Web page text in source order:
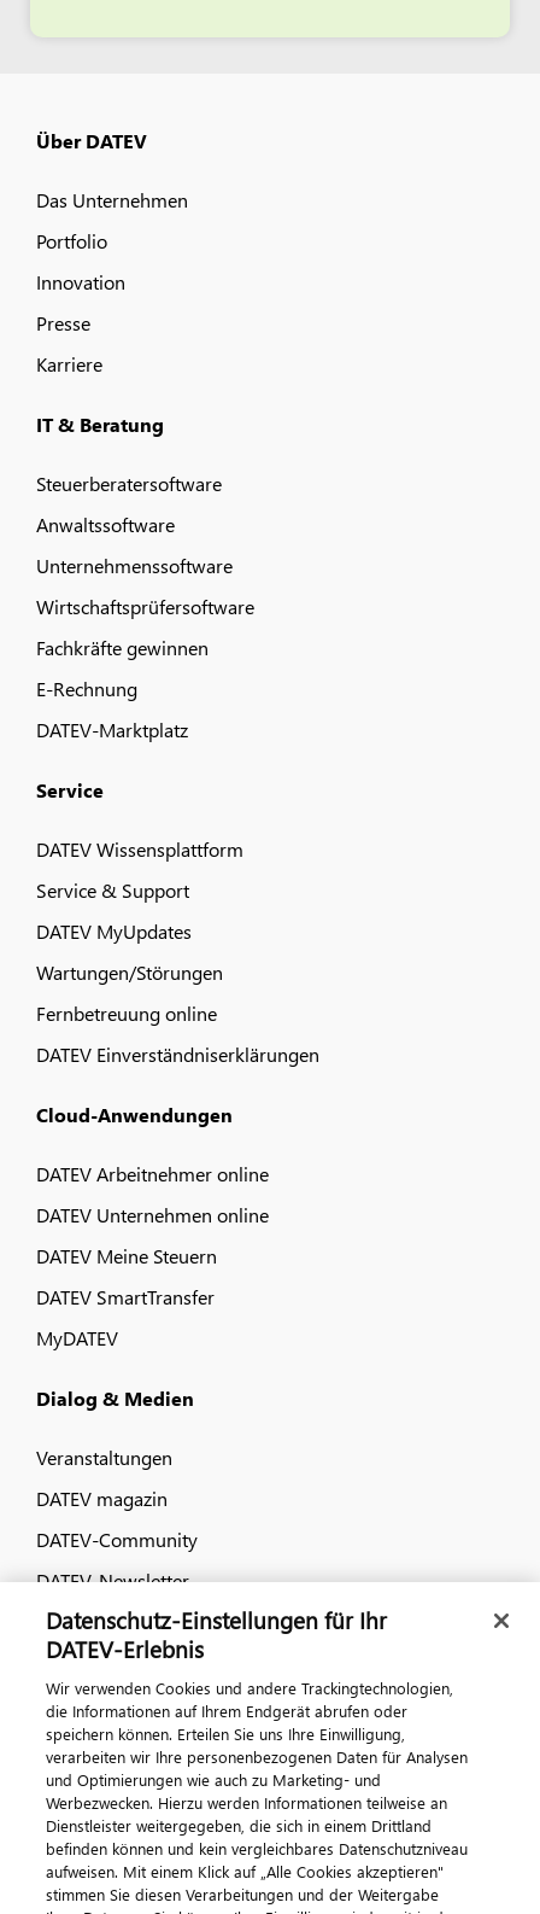
Über DATEV
Das Unternehmen
Portfolio
Innovation
Presse
Karriere
IT & Beratung
Steuerberatersoftware
Anwaltssoftware
Unternehmenssoftware
Wirtschaftsprüfersoftware
Fachkräfte gewinnen
E-Rechnung
DATEV-Marktplatz
Service
DATEV Wissensplattform
Service & Support
DATEV MyUpdates
Wartungen/Störungen
Fernbetreuung online
DATEV Einverständniserklärungen
Cloud-Anwendungen
DATEV Arbeitnehmer online
DATEV Unternehmen online
DATEV Meine Steuern
DATEV SmartTransfer
MyDATEV
Dialog & Medien
Veranstaltungen
DATEV magazin
DATEV-Community
DATEV-Newsletter
Kontaktieren Sie uns
ImpressumDatenschutzAGB Kontakt
Cookie-Einstellungen
Datenschutz-Einstellungen für Ihr
DATEV-Erlebnis
Wir verwenden Cookies und andere Trackingtechnologien,
die Informationen auf Ihrem Endgerät abrufen oder
speichern können. Erteilen Sie uns Ihre Einwilligung,
verarbeiten wir Ihre personenbezogenen Daten für Analysen
und Optimierungen wie auch zu Marketing- und
Werbezwecken. Hierzu werden Informationen teilweise an
Dienstleister weitergegeben, die sich in einem Drittland
befinden können und kein vergleichbares Datenschutzniveau
aufweisen. Mit einem Klick auf „Alle Cookies akzeptieren"
stimmen Sie diesen Verarbeitungen und der Weitergabe